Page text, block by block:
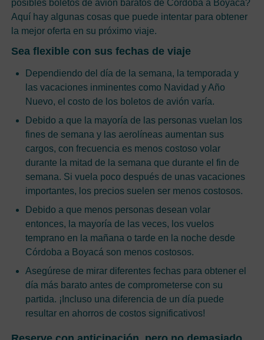
posibles boletos de avión baratos de Córdoba a Boyacá?
Aquí hay algunas cosas que puede intentar para obtener
la mejor oferta en su próximo viaje.
Sea flexible con sus fechas de viaje
Dependiendo del día de la semana, la temporada y
las vacaciones inminentes como Navidad y Año
Nuevo, el costo de los boletos de avión varía.
Debido a que la mayoría de las personas vuelan los
fines de semana y las aerolíneas aumentan sus
cargos, con frecuencia es menos costoso volar
durante la mitad de la semana que durante el fin de
semana. Si vuela poco después de unas vacaciones
importantes, los precios suelen ser menos costosos.
Debido a que menos personas desean volar
entonces, la mayoría de las veces, los vuelos
temprano en la mañana o tarde en la noche desde
Córdoba a Boyacá son menos costosos.
Asegúrese de mirar diferentes fechas para obtener el
día más barato antes de comprometerse con su
partida. ¡Incluso una diferencia de un día puede
resultar en ahorros de costos significativos!